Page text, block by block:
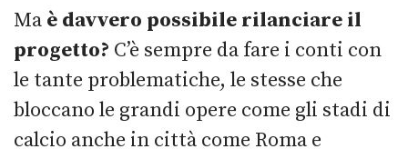
Ma è davvero possibile rilanciare il
progetto? C’è sempre da fare i conti con
le tante problematiche, le stesse che
bloccano le grandi opere come gli stadi di
calcio anche in città come Roma e